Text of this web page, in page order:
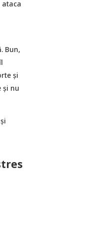
ataca
Bun,
și
și nu